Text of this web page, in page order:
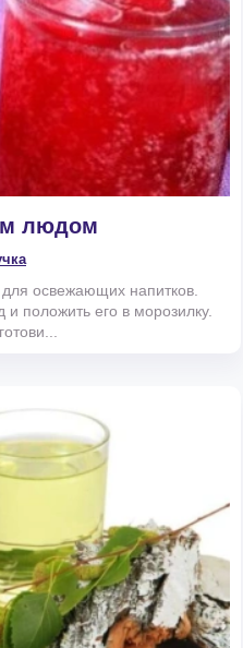
людом
освежающих напитков.
положить его в морозилку.